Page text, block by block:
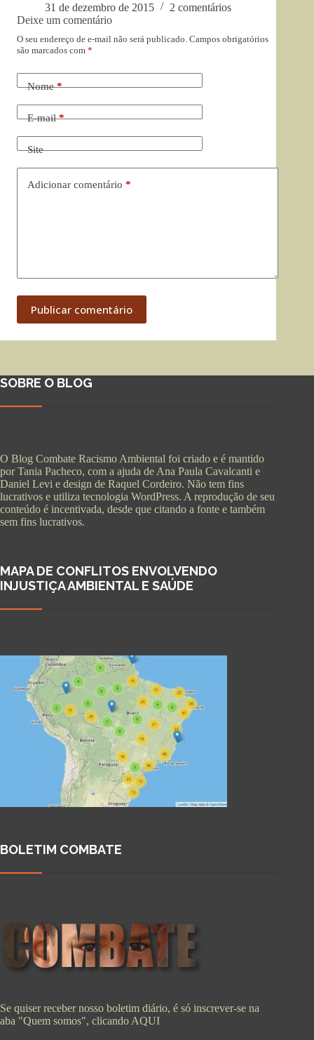
31 de dezembro de 2015
2 comentários
Deixe um comentário
O seu endereço de e-mail não será publicado. Campos obrigatórios
são marcados com *
Nome*
E-mail*
Site
Adicionar comentário *
Publicar comentário
SOBRE O BLOG
O Blog Combate Racismo Ambiental foi criado e é mantido
por Tania Pacheco, com a ajuda de Ana Paula Cavalcanti e
Daniel Levi e design de Raquel Cordeiro. Não tem fins
lucrativos e utiliza tecnologia WordPress. A reprodução de seu
conteúdo é incentivada, desde que citando a fonte e também
sem fins lucrativos.
MAPA DE CONFLITOS ENVOLVENDO
INJUSTIÇA AMBIENTAL E SAÚDE
BOLETIM COMBATE
Se quiser receber nosso boletim diário, é só inscrever-se na
aba "Quem somos", clicando AQUI